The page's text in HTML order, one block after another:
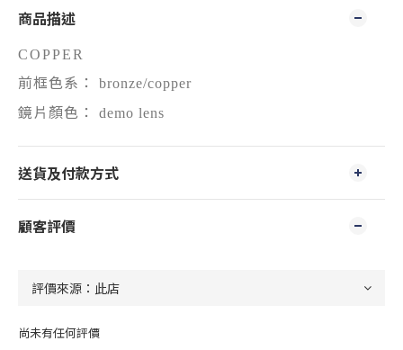
商品描述
COPPER
前框色系： bronze/copper
鏡片顏色： demo lens
送貨及付款方式
顧客評價
尚未有任何評價